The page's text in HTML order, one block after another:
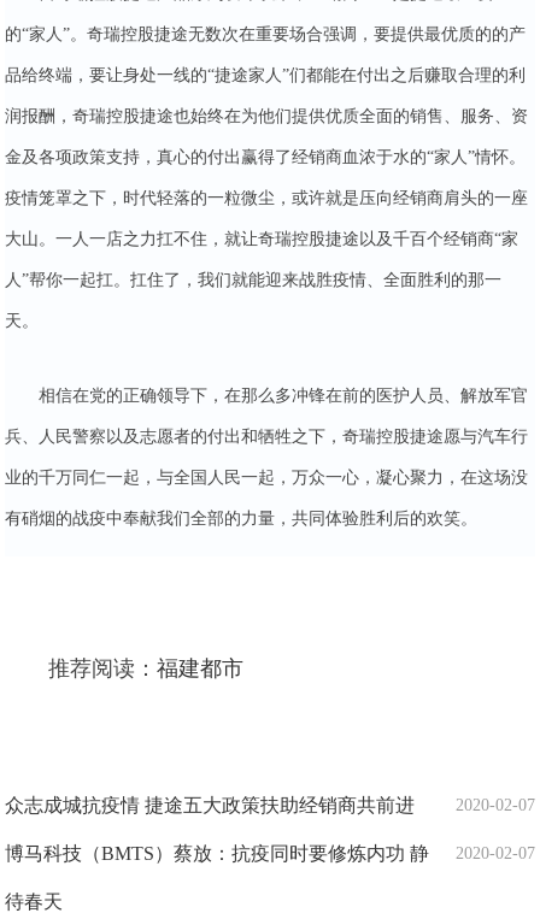
的“家人”。奇瑞控股捷途无数次在重要场合强调，要提供最优质的的产
品给终端，要让身处一线的“捷途家人”们都能在付出之后赚取合理的利
润报酬，奇瑞控股捷途也始终在为他们提供优质全面的销售、服务、资
金及各项政策支持，真心的付出赢得了经销商血浓于水的“家人”情怀。
疫情笼罩之下，时代轻落的一粒微尘，或许就是压向经销商肩头的一座
大山。一人一店之力扛不住，就让奇瑞控股捷途以及千百个经销商“家
人”帮你一起扛。扛住了，我们就能迎来战胜疫情、全面胜利的那一
天。
相信在党的正确领导下，在那么多冲锋在前的医护人员、解放军官
兵、人民警察以及志愿者的付出和牺牲之下，奇瑞控股捷途愿与汽车行
业的千万同仁一起，与全国人民一起，万众一心，凝心聚力，在这场没
有硝烟的战疫中奉献我们全部的力量，共同体验胜利后的欢笑。
推荐阅读：福建都市
2020-02-07
众志成城抗疫情 捷途五大政策扶助经销商共前进
2020-02-07
博马科技（BMTS）蔡放：抗疫同时要修炼内功 静
待春天